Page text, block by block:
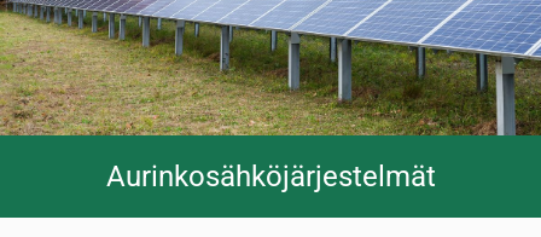
Aurinkosähköjärjestelmät